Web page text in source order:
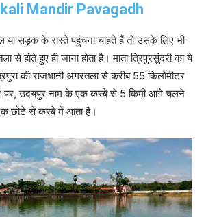
Mandir Pavagadh
सड़क के रास्ते पहुंचना चाहते हैं तो उसके लिए भी
होते हुए ही जाना होता है। माता त्रिपुरसुंदरी का ये
की राजधानी अगरतला से करीब 55 किलोमीटर
पर, उदयपुर नाम के एक कस्बे से 5 किमी आगे चलने
छोटे से कस्बे में आता है।